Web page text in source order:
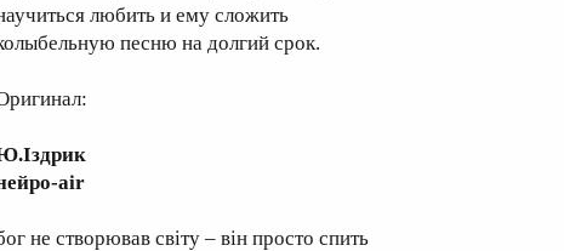
любить и ему сложить
песню на долгий срок.
air
не створював світу – він просто спить